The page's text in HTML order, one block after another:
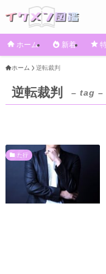
ホーム 新着
ホーム 逆転裁判
逆転裁判 – tag –
た行